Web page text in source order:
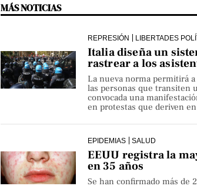
MÁS NOTICIAS
REPRESIÓN LIBERTADES
Italia diseña un
rastrear a los
La nueva norma permitirá
las personas que transiten
convocada una
en protestas que deriven
EPIDEMIAS SALUD
EEUU registra la
en 35 años
Se han confirmado más de